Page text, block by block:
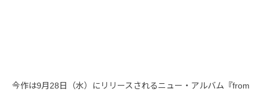
今作は9月28日（水）にリリースされるニュー・アルバム『from